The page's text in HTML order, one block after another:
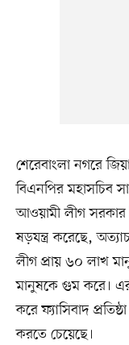
শেরেবাংলা নগরে
বিএনপির মহাসচিব
আওয়ামী লীগ
ষড়যন্ত্র করেছে,
লীগ প্রায় ৬০ লাখ
মানুষকে গুম করে।
করে ফ্যাসিবাদ
করতে চেয়েছে।